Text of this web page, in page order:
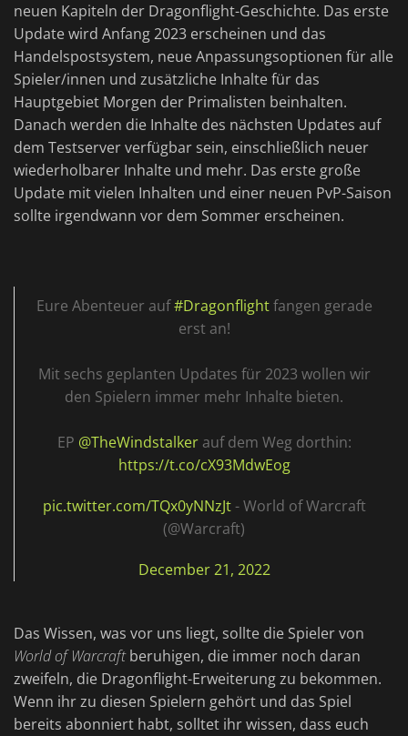
neuen Kapiteln der Dragonflight-Geschichte. Das erste
Update wird Anfang 2023 erscheinen und das
Handelspostsystem, neue Anpassungsoptionen für alle
Spieler/innen und zusätzliche Inhalte für das
Hauptgebiet Morgen der Primalisten beinhalten.
Danach werden die Inhalte des nächsten Updates auf
dem Testserver verfügbar sein, einschließlich neuer
wiederholbarer Inhalte und mehr. Das erste große
Update mit vielen Inhalten und einer neuen PvP-Saison
sollte irgendwann vor dem Sommer erscheinen.
Eure Abenteuer auf#Dragonflightfangen gerade
erst an!
Mit sechs geplanten Updates für 2023 wollen wir
den Spielern immer mehr Inhalte bieten.
EP @TheWindstalkerauf dem Weg dorthin:
https://t.co/cX93MdwEog
pic.twitter.com/TQx0yNNzJt- World of Warcraft
(@Warcraft)
December 21, 2022
Das Wissen, was vor uns liegt, sollte die Spieler von
World of Warcraftberuhigen, die immer noch daran
zweifeln, die Dragonflight-Erweiterung zu bekommen.
Wenn ihr zu diesen Spielern gehört und das Spiel
bereits abonniert habt, solltet ihr wissen, dass euch